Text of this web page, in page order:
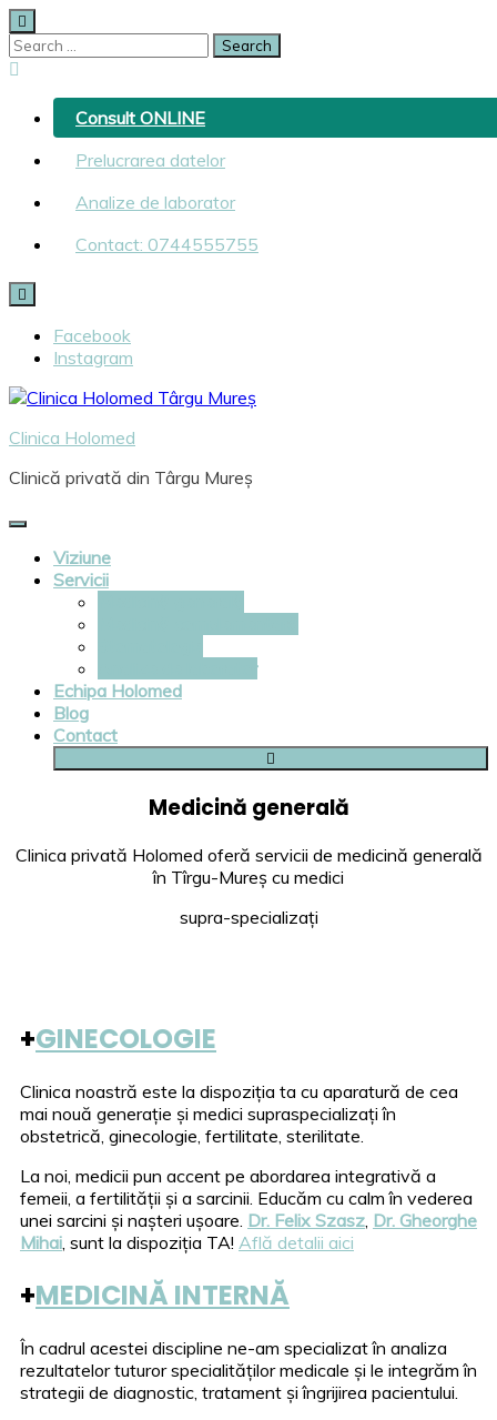
Skip
to
content
Search
for:
Consult ONLINE
Prelucrarea datelor
Analize de laborator
Contact: 0744555755
Facebook
Instagram
Clinica Holomed
Clinică privată din Târgu Mureș
Viziune
Servicii
Echipa Holomed
Blog
Contact
Medicină generală
Clinica privată Holomed oferă servicii de medicină generală
în Tîrgu-Mureș cu medici
supra-specializați
+GINECOLOGIE
Clinica noastră este la dispoziția ta cu aparatură de cea
mai nouă generație și medici supraspecializați în
obstetrică, ginecologie, fertilitate, sterilitate.
La noi, medicii pun accent pe abordarea integrativă a
femeii, a fertilității și a sarcinii. Educăm cu calm în vederea
unei sarcini și nașteri ușoare. Dr. Felix Szasz, Dr. Gheorghe
Mihai, sunt la dispoziția TA! Află detalii aici
+MEDICINĂ INTERNĂ
În cadrul acestei discipline ne-am specializat în analiza
rezultatelor tuturor specialităților medicale și le integrăm în
strategii de diagnostic, tratament și îngrijirea pacientului.